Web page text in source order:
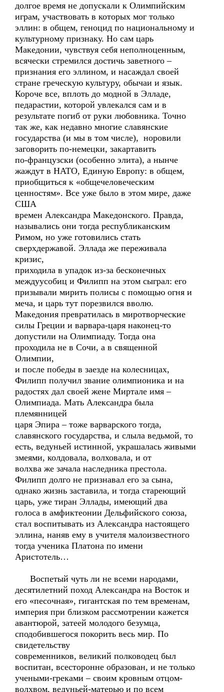
долгое время не допускали к Олимпийским
играм, участвовать в которых мог только
эллин: в общем, геноцид по национальному и
культурному признаку. Но сам царь
Македонии, чувствуя себя неполноценным,
всячески стремился достичь заветного –
признания его эллином, и насаждал своей
стране греческую культуру, обычаи и язык.
Короче все, вплоть до модной в Элладе,
педарастии, которой увлекался сам и в
результате погиб от руки любовника. Точно
так же, как недавно многие славянские
государства (и мы в том числе), норовили
заговорить по-немецки, закартавить
по-французски (особенно элита), а нынче
жаждут в НАТО, Единую Европу: в общем,
приобщиться к «общечеловеческим
ценностям». Все уже было в этом мире, даже
США
времен Александра Македонского. Правда,
назывались они тогда республиканским
Римом, но уже готовились стать
сверхдержавой. Эллада же переживала
кризис,
приходила в упадок из-за бесконечных
междуусобиц и Филипп на этом сыграл: его
призывали мирить полисы с помощью огня и
меча, и царь тут порезвился вволю.
Македония превратилась в миротворческие
силы Греции и варвара-царя наконец-то
допустили на Олимпиаду. Тогда она
проходила не в Сочи, а в священной
Олимпии,
и после победы в заезде на колесницах,
Филипп получил звание олимпионика и на
радостях дал своей жене Миртале имя –
Олимпиада. Мать Александра была
племянницей
царя Эпира – тоже варварского тогда,
славянского государства, и слыла ведьмой, то
есть, ведуньей истинной, украшалась живыми
змеями, колдовала, волховала, и от
волхва же зачала наследника престола.
Филипп долго не признавал его за сына,
однако жизнь заставила, и тогда стареющий
царь, уже тиран Эллады, имеющий два
голоса в амфиктеонии Дельфийского союза,
стал воспитывать из Александра настоящего
эллина, наняв ему в учителя малоизвестного
тогда ученика Платона по имени
Аристотель…
Воспетый чуть ли не всеми народами,
десятилетний поход Александра на Восток и
его «песочная», гигантская по тем временам,
империя при близком рассмотрении кажется
авантюрой, затеей молодого безумца,
сподобившегося покорить весь мир. По
свидетельству
современников, великий полководец был
воспитан, всесторонне образован, и не только
учеными-греками – своим кровным отцом-
волхвом, ведуньей-матерью и по всем